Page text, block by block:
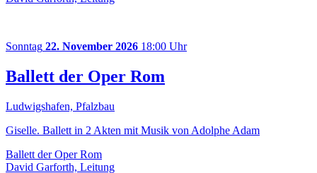
Sonntag 22. November 2026 18:00 Uhr
Ballett der Oper Rom
Ludwigshafen, Pfalzbau
Giselle. Ballett in 2 Akten mit Musik von Adolphe Adam
Ballett der Oper Rom
David Garforth, Leitung